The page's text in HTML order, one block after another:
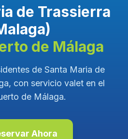
de Trassierra
de Málaga
de Santa Maria de
con servicio valet en el
de Málaga.
Ahora